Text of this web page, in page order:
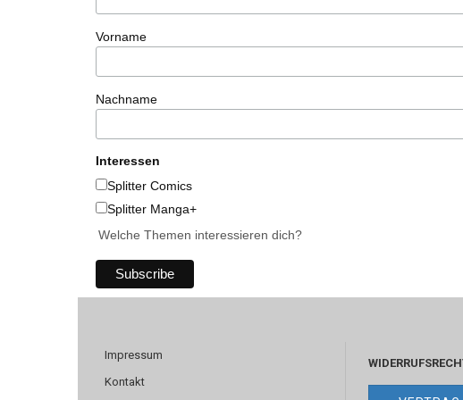
Vorname
Nachname
Interessen
Splitter Comics
Splitter Manga+
Welche Themen interessieren dich?
Impressum
Kontakt